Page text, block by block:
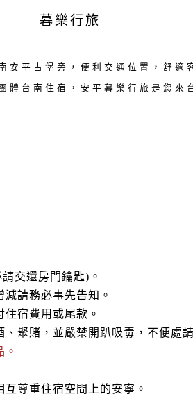
暮樂行旅
安平古堡旁，便利交通位置，舒適
體台南住宿，安平暮樂行旅是您來
交還房門鑰匙)。
請務必事先告知。
宿費用或尾款。
聚賭，並嚴禁開趴吸毒，不便處請
尊重住宿空間上的安寧。